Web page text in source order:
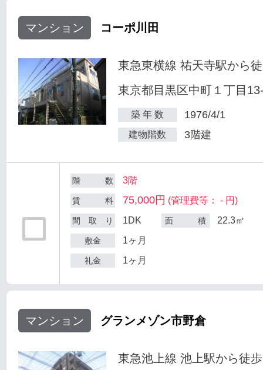
マンション コーポ川田
東急東横線 祐天寺駅から
東京都目黒区中町１丁目
築 年 数 1976/4/1
建物階数 3階建
階 数 3階
賃 料 75,000円 (管理費等： - 円)
間 取 り 1DK 面 積 22.3㎡
敷金 1ヶ月
礼金 1ヶ月
マンション グランメゾン市野倉
東急池上線 池上駅から徒